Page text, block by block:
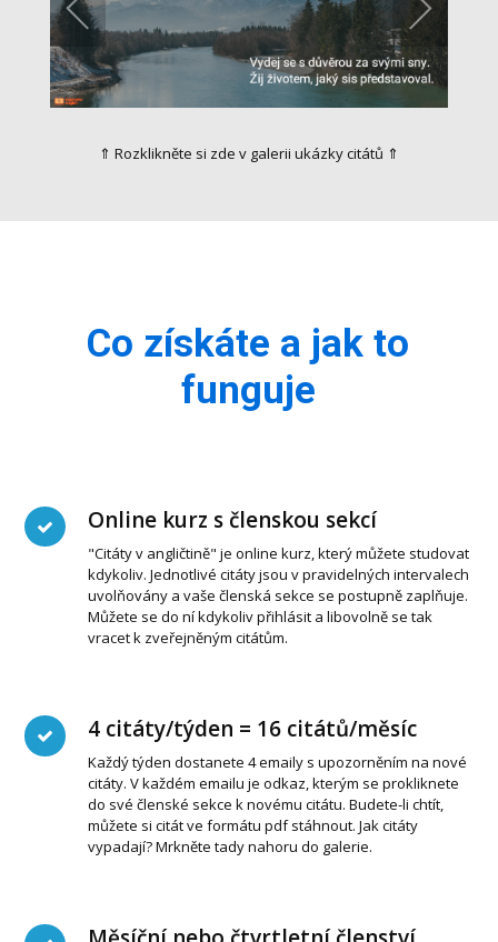
⇑ Rozklikněte si zde v galerii ukázky citátů ⇑
Co získáte a jak to
funguje
Online kurz s členskou sekcí
"Citáty v angličtině" je online kurz, který můžete studovat
kdykoliv. Jednotlivé citáty jsou v pravidelných intervalech
uvolňovány a vaše členská sekce se postupně zaplňuje.
Můžete se do ní kdykoliv přihlásit a libovolně se tak
vracet k zveřejněným citátům.
4 citáty/týden = 16 citátů/měsíc
Každý týden dostanete 4 emaily s upozorněním na nové
citáty. V každém emailu je odkaz, kterým se prokliknete
do své členské sekce k novému citátu. Budete-li chtít,
můžete si citát ve formátu pdf stáhnout. Jak citáty
vypadají? Mrkněte tady nahoru do galerie.